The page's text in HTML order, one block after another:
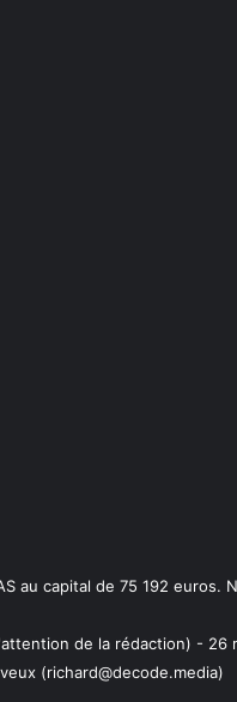
au capital de 75 192 euros.
de la rédaction) -
(richard@decode.media)